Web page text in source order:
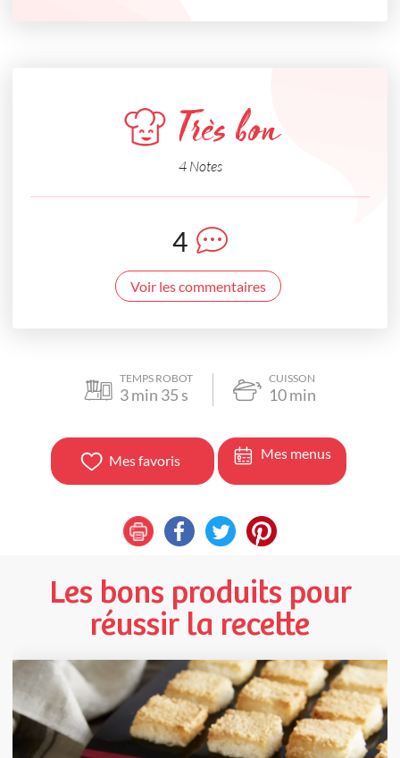
Très bon
4 Notes
4
Voir les commentaires
TEMPS ROBOT
3min 35 s
CUISSON
10min
Mes favoris Mes menus
Les bons produits pour
réussir la recette